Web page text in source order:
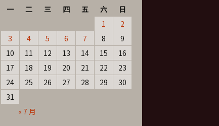
一
二 三 四 五 六
日
1
2
3
4 5 6 7 8
9
10
11 12 13 14 15
16
17
18 19 20 21 22
23
24
25 26 27 28 29
30
31
« 7 月